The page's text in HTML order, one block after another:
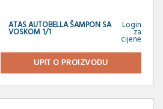
ATAS AUTOBELLA ŠAMPON SA
VOSKOM 1/1
Login
za
cijene
UPIT O PROIZVODU